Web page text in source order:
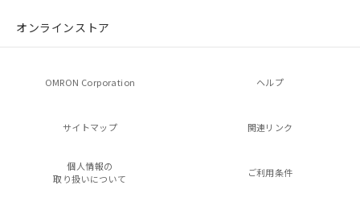
オンラインストア
OMRON Corporation ヘルプ
サイトマップ 関連リンク
個人情報の
取り扱いについて
ご利用条件